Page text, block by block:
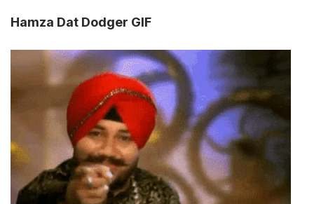
Hamza Dat Dodger GIF